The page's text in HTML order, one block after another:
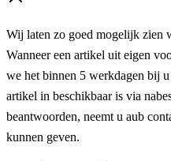
Wij laten zo goed mogelijk zien
Wanneer een artikel uit eigen
we het binnen 5 werkdagen bij
artikel in beschikbaar is via
beantwoorden, neemt u aub
kunnen geven.